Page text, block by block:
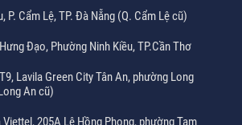
P. Cẩm Lệ, TP. Đà Nẵng (Q. Cẩm Lệ cũ)
Đạo, Phường Ninh Kiều, TP.Cần Thơ
Lavila Green City Tân An, phường Long
An cũ)